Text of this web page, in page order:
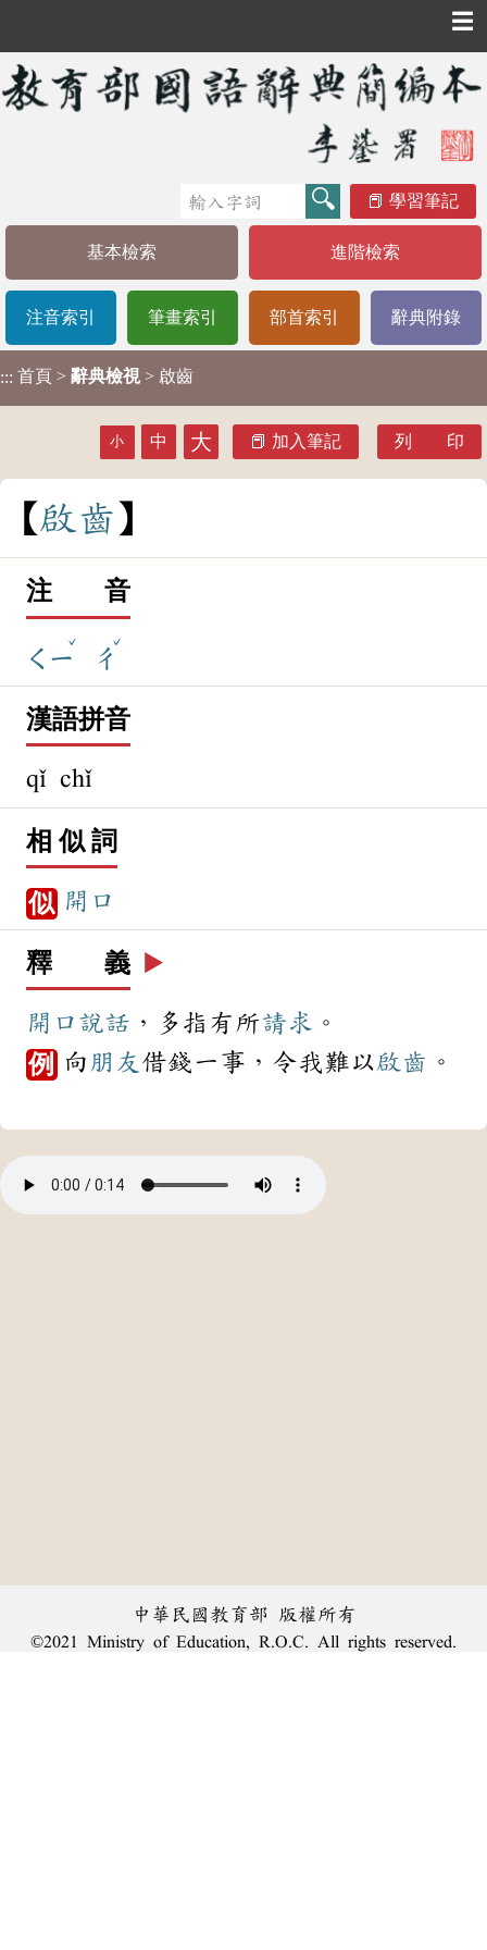
☰
學習筆記
基本檢索 進階檢索
注音索引 筆畫索引 部首索引 辭典附錄
::: 首頁 > 辭典檢視 > 啟齒
小 中 大 加入筆記 列 印
啟齒
注 音
ㄑㄧ
ˇ
ㄔ
ˇ
漢語拼音
qǐ chǐ
相 似 詞
似 開口
釋 義 ▶️
開口 說話 ，多指有所請求 。
例 向 朋友 借錢一事，令我難以啟齒 。
中華民國教育部 版權所有
©2021 Ministry of Education, R.O.C. All rights reserved.